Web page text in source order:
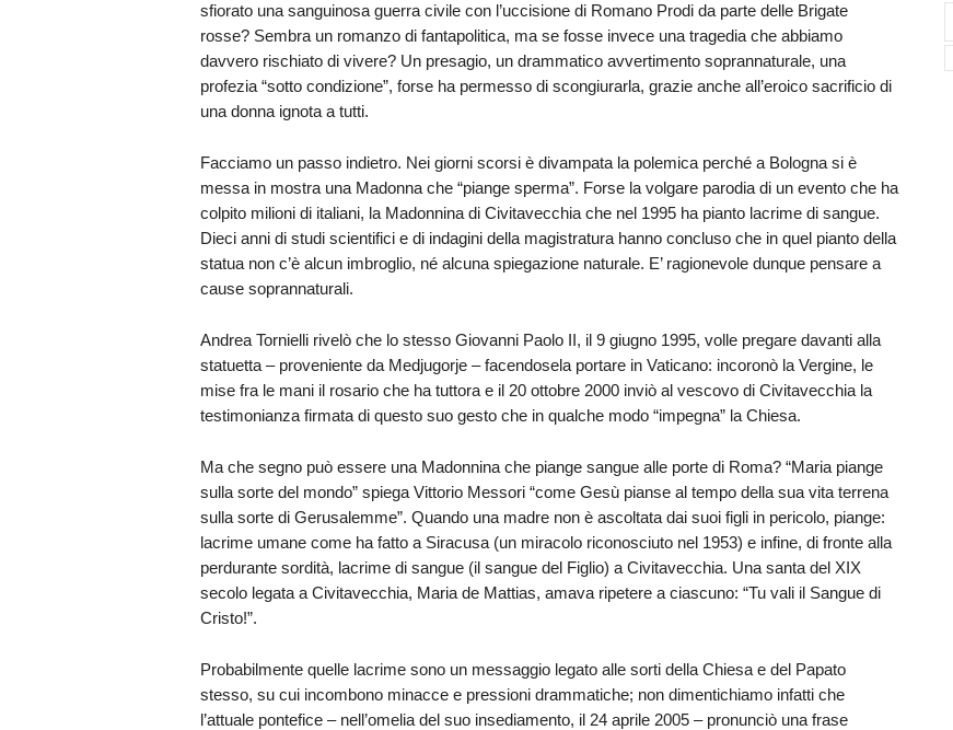
sfiorato una sanguinosa guerra civile con l’uccisione di Romano Prodi da parte delle Brigate
rosse? Sembra un romanzo di fantapolitica, ma se fosse invece una tragedia che abbiamo
davvero rischiato di vivere? Un presagio, un drammatico avvertimento soprannaturale, una
profezia “sotto condizione”, forse ha permesso di scongiurarla, grazie anche all’eroico sacrificio di
una donna ignota a tutti.
Facciamo un passo indietro. Nei giorni scorsi è divampata la polemica perché a Bologna si è
messa in mostra una Madonna che “piange sperma”. Forse la volgare parodia di un evento che ha
colpito milioni di italiani, la Madonnina di Civitavecchia che nel 1995 ha pianto lacrime di sangue.
Dieci anni di studi scientifici e di indagini della magistratura hanno concluso che in quel pianto della
statua non c’è alcun imbroglio, né alcuna spiegazione naturale. E’ ragionevole dunque pensare a
cause soprannaturali.
Andrea Tornielli rivelò che lo stesso Giovanni Paolo II, il 9 giugno 1995, volle pregare davanti alla
statuetta – proveniente da Medjugorje – facendosela portare in Vaticano: incoronò la Vergine, le
mise fra le mani il rosario che ha tuttora e il 20 ottobre 2000 inviò al vescovo di Civitavecchia la
testimonianza firmata di questo suo gesto che in qualche modo “impegna” la Chiesa.
Ma che segno può essere una Madonnina che piange sangue alle porte di Roma? “Maria piange
sulla sorte del mondo” spiega Vittorio Messori “come Gesù pianse al tempo della sua vita terrena
sulla sorte di Gerusalemme”. Quando una madre non è ascoltata dai suoi figli in pericolo, piange:
lacrime umane come ha fatto a Siracusa (un miracolo riconosciuto nel 1953) e infine, di fronte alla
perdurante sordità, lacrime di sangue (il sangue del Figlio) a Civitavecchia. Una santa del XIX
secolo legata a Civitavecchia, Maria de Mattias, amava ripetere a ciascuno: “Tu vali il Sangue di
Cristo!”.
Probabilmente quelle lacrime sono un messaggio legato alle sorti della Chiesa e del Papato
stesso, su cui incombono minacce e pressioni drammatiche; non dimentichiamo infatti che
l’attuale pontefice – nell’omelia del suo insediamento, il 24 aprile 2005 – pronunciò una frase